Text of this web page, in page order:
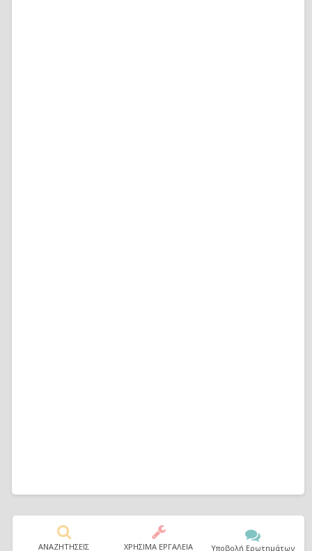
ΑΝΑΖΗΤΗΣΕΙΣ ΧΡΗΣΙΜΑ ΕΡΓΑΛΕΙΑ Υποβολή Ερωτημάτων